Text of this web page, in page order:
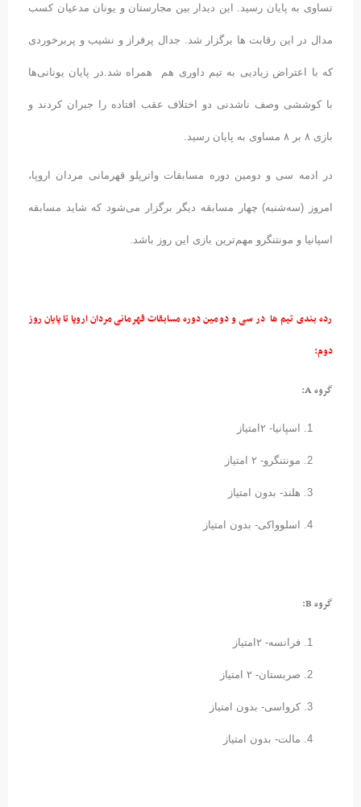
تساوی به پایان رسید. این دیدار بین مجارستان و یونان مدعیان کسب
مدال در این رقابت ها برگزار شد. جدال پرفراز و نشیب و پربرخوردی
که با اعتراض زیادیی به تیم داوری هم همراه شد.در پایان یونانی‌ها
با کوششی وصف ناشدنی دو اختلاف عقب افتاده را جبران کردند و
بازی ۸ بر ۸ مساوی به پایان رسید.
در ادمه سی و دومین دوره مسابقات واترپلو قهرمانی مردان اروپا،
امروز (سه‌شنبه) چهار مسابقه دیگر برگزار می‌شود که شاید مسابقه
اسپانیا و مونتنگرو مهم‌ترین بازی این روز باشد.
رده بندی تیم ها در سی و دومین دوره مسابقات قهرمانی مردان اروپا تا پایان روز
دوم:
گروه A:
اسپانیا- ۲امتیاز
مونتنگرو- ۲ امتیاز
هلند- بدون امتیاز
اسلوواکی- بدون امتیاز
گروه B:
فرانسه- ۲امتیاز
صربستان- ۲ امتیاز
کرواسی- بدون امتیاز
مالت- بدون امتیاز